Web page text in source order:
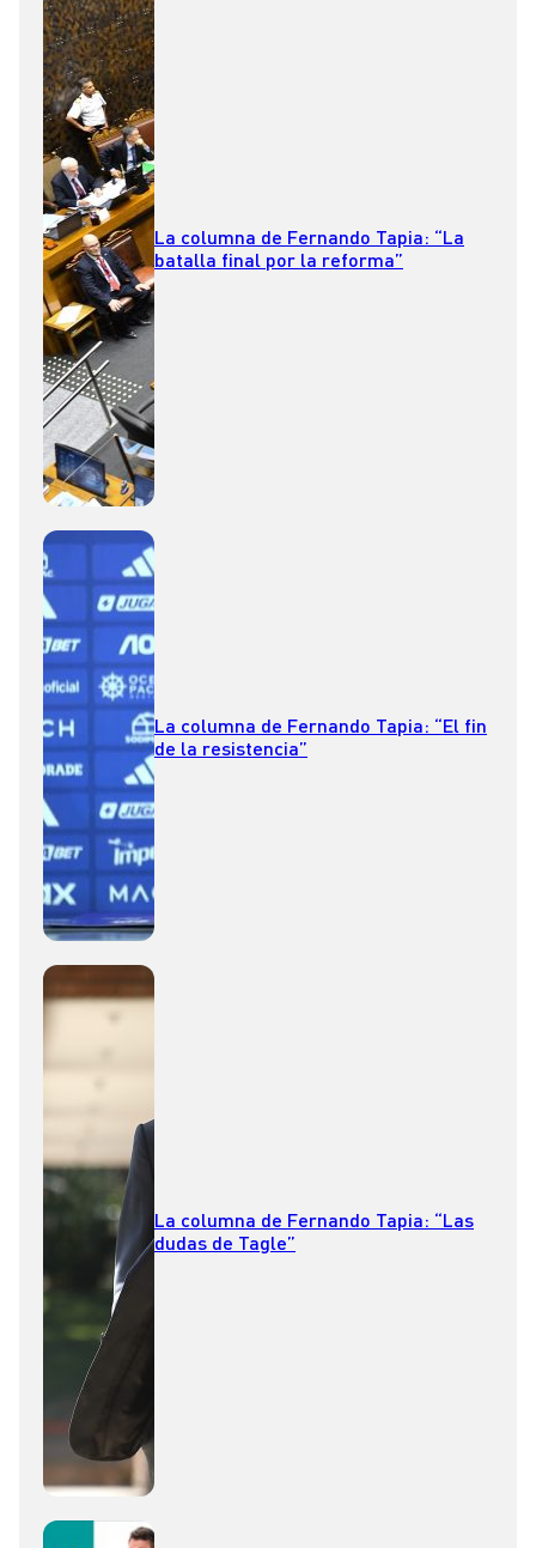
La columna de Fernando Tapia: “La
batalla final por la reforma”
La columna de Fernando Tapia: “El fin
de la resistencia”
La columna de Fernando Tapia: “Las
dudas de Tagle”